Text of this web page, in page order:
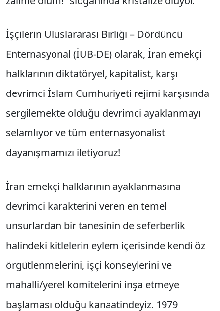
İşçilerin Uluslararası Birliği – Dördüncü
Enternasyonal (İUB-DE) olarak, İran emekçi
halklarının diktatöryel, kapitalist, karşı
devrimci İslam Cumhuriyeti rejimi karşısında
sergilemekte olduğu devrimci ayaklanmayı
selamlıyor ve tüm enternasyonalist
dayanışmamızı iletiyoruz!
İran emekçi halklarının ayaklanmasına
devrimci karakterini veren en temel
unsurlardan bir tanesinin de seferberlik
halindeki kitlelerin eylem içerisinde kendi öz
örgütlenmelerini, işçi konseylerini ve
mahalli/yerel komitelerini inşa etmeye
başlaması olduğu kanaatindeyiz. 1979